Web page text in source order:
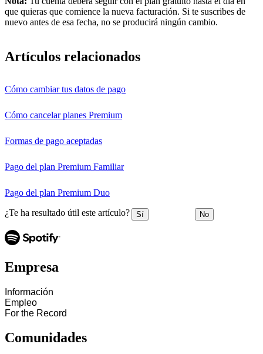
que quieras que comience la nueva facturación. Si te suscribes de
nuevo antes de esa fecha, no se producirá ningún cambio.
Artículos relacionados
Cómo cambiar tus datos de pago
Cómo cancelar planes Premium
Formas de pago aceptadas
Pago del plan Premium Familiar
Pago del plan Premium Duo
¿Te ha resultado útil este artículo? Sí No
Empresa
Información
Empleo
For the Record
Comunidades